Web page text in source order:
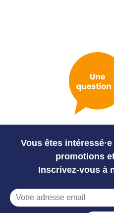
Vous êtes
promotions
Inscrivez-vous à